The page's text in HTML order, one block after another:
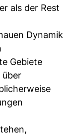
als der Rest
Dynamik
Gebiete
über